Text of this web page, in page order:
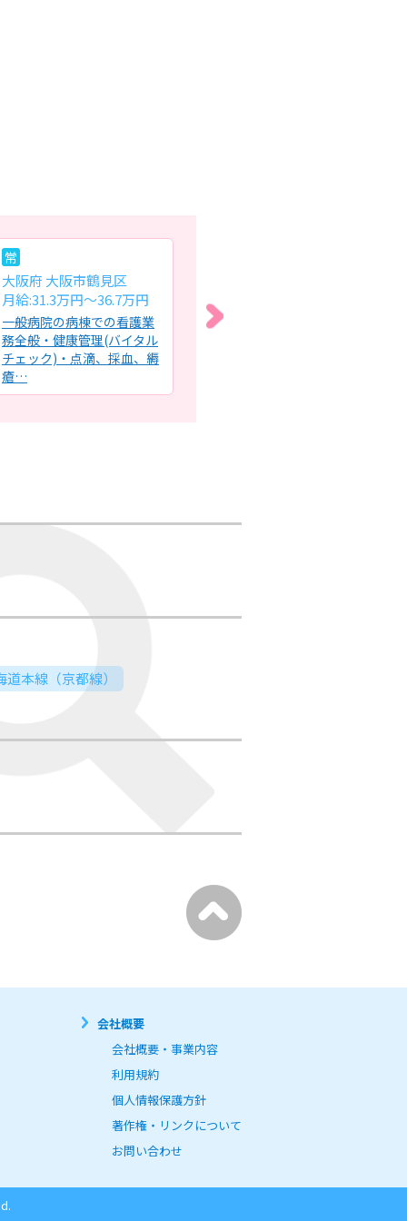
常
大阪府 大阪市鶴見区
月給:31.3万円～36.7万円
一般病院の病棟での看護業
務全般・健康管理(バイタル
チェック)・点滴、採血、縟
瘡…
月給:27.6万円～29.5万円
高齢者施設における施設内
道本線（京都線）
会社概要
会社概要・事業内容
利用規約
個人情報保護方針
著作権・リンクについて
お問い合わせ